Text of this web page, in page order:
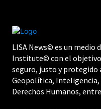
LISA News© es un medio
Institute© con el objetivo
seguro, justo y protegido
Geopolítica, Inteligencia,
Derechos Humanos,